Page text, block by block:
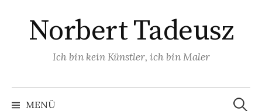
Inhalt
überspringen
Norbert Tadeusz
Ich bin kein Künstler, ich bin Maler
MENÜ
Suchen
nach: